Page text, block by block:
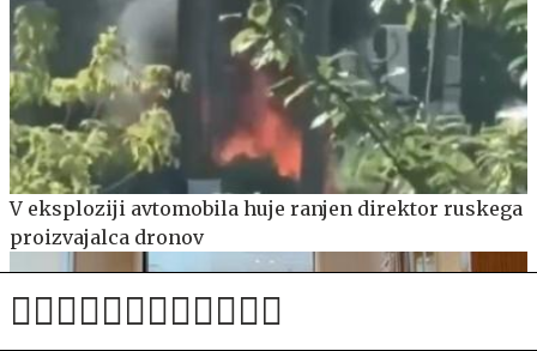
V eksploziji avtomobila huje ranjen direktor ruskega
proizvajalca dronov